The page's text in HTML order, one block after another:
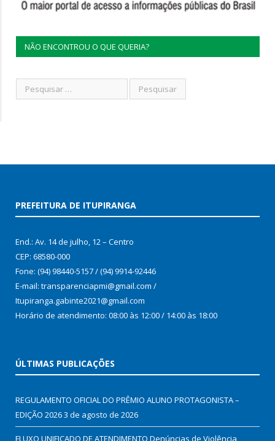
NÃO ENCONTROU O QUE QUERIA?
PREFEITURA DE ITUPIRANGA
End.: Av. 14 de julho, 12 – Centro
CEP: 68580-000
Fone: (94) 98440-5157 / (94) 9914-92446
E-mail: transparenciapmi@gmail.com /
Itupiranga.gabinte2021@gmail.com
Horário de atendimento: 08:00 às 12:00 / 14:00 às 18:00
ÚLTIMAS PUBLICAÇÕES
REGULAMENTO OFICIAL DO PRÊMIO ALUNO PROTAGONISTA –
EDIÇÃO 20263 de agosto de 2026
FLUXO UNIFICADO DE ATENDIMENTO Denúncias de Violência